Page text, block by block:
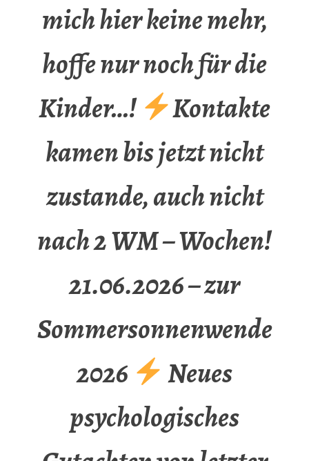
mich hier keine mehr,
hoffe nur noch für die
Kinder…!
Kontakte
kamen bis jetzt nicht
zustande, auch nicht
nach 2 WM – Wochen!
21.06.2026 – zur
Sommersonnenwende
2026
Neues
psychologisches